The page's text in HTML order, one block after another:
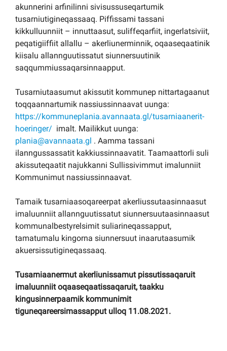
akunnerini arfinilinni sivisussuseqartumik
tusarniutigineqassaaq. Piffissami tassani
kikkulluunniit – innuttaasut, suliffeqarfiit, ingerlatsiviit,
peqatigiiffiit allallu – akerliunerminnik, oqaaseqaatinik
kiisalu allannguutissatut siunnersuutinik
saqqummiussaqarsinnaapput.
Tusarniutaasumut akissutit kommunep nittartagaanut
toqqaannartumik nassiussinnaavat uunga:
https://kommuneplania.avannaata.gl/tusarniaanerit-
hoeringer/ imalt. Mailikkut uunga:
plania@avannaata.gl . Aamma tassani
ilanngussassatit kakkiussinnaavatit. Taamaattorli suli
akissuteqaatit najukkanni Sullissivimmut imalunniit
Kommunimut nassiussinnaavat.
Tamaik tusarniaasoqareerpat akerliussutaasinnaasut
imaluunniit allannguutissatut siunnersuutaasinnaasut
kommunalbestyrelsimit suliarineqassapput,
tamatumalu kingorna siunnersuut inaarutaasumik
akuersissutigineqassaaq.
Tusarniaanermut akerliunissamut pissutissaqaruit
imaluunniit oqaaseqaatissaqaruit, taakku
kingusinnerpaamik kommunimit
tiguneqareersimassapput ulloq 11.08.2021.